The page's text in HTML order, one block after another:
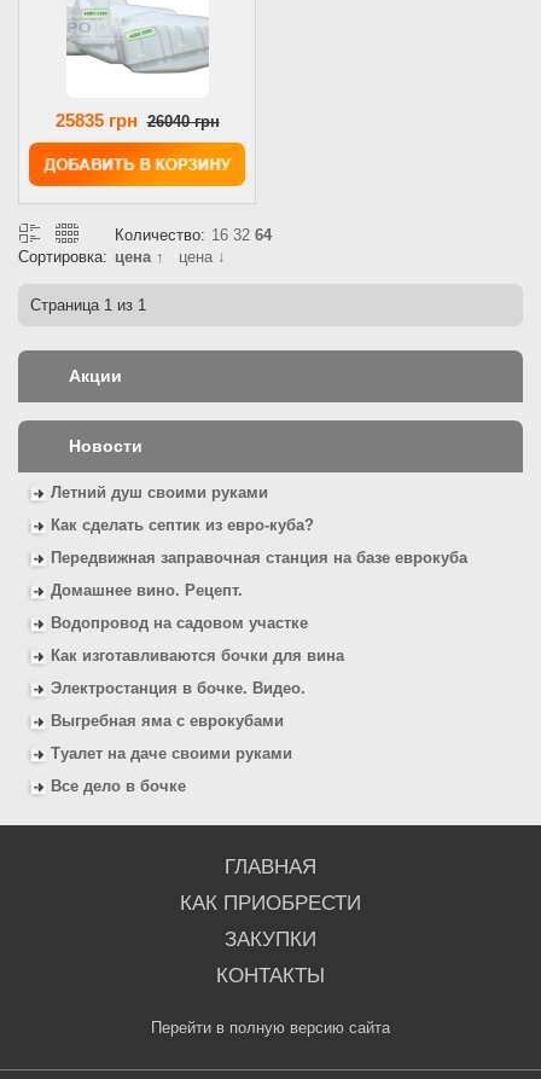
25835 грн 26040 грн
Количество: 16 32 64
Сортировка: цена ↑ цена ↓
Страница 1 из 1
Акции
Новости
Летний душ своими руками
Как сделать септик из евро-куба?
Передвижная заправочная станция на базе еврокуба
Домашнее вино. Рецепт.
Водопровод на садовом участке
Как изготавливаются бочки для вина
Электростанция в бочке. Видео.
Выгребная яма с еврокубами
Туалет на даче своими руками
Все дело в бочке
ГЛАВНАЯ
КАК ПРИОБРЕСТИ
ЗАКУПКИ
КОНТАКТЫ
Перейти в полную версию сайта